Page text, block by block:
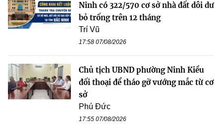
Ninh có 322/570 cơ sở nhà đất dôi dư
bỏ trống trên 12 tháng
Trí Vũ
17:58 07/08/2026
Chủ tịch UBND phường Ninh Kiều
đối thoại để tháo gỡ vướng mắc từ cơ
sở
Phú Đức
17:55 07/08/2026